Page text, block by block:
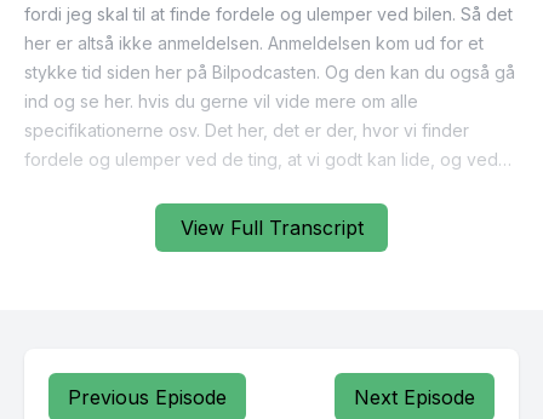
View Full Transcript
Previous Episode Next Episode